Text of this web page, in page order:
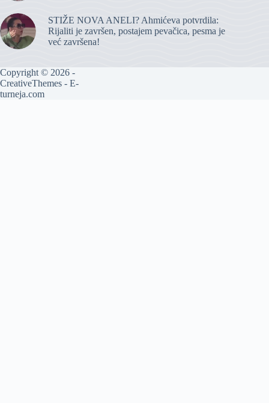
STIŽE NOVA ANELI? Ahmićeva potvrdila:
Rijaliti je završen, postajem pevačica, pesma je
već završena!
Copyright © 2026 -
CreativeThemes - E-
turneja.com